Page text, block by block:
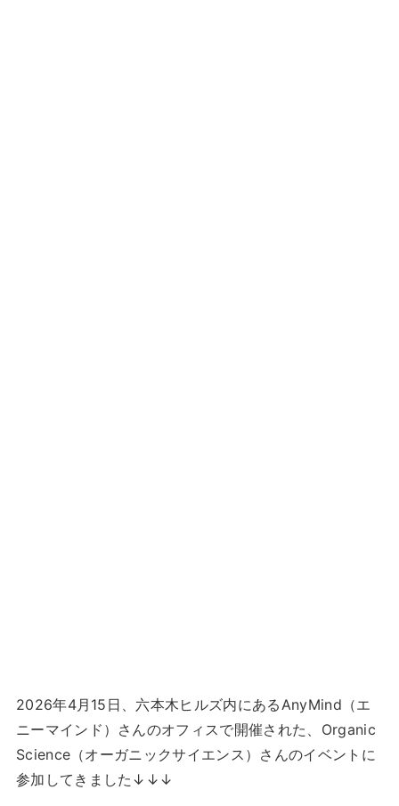
2026年4月15日、六本木ヒルズ内にあるAnyMind（エ
ニーマインド）さんのオフィスで開催された、Organic
Science（オーガニックサイエンス）さんのイベントに
参加してきました↓↓↓